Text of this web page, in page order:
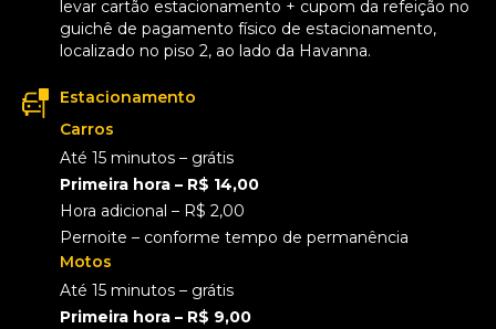
levar cartão estacionamento + cupom da refeição no
guichê de pagamento físico de estacionamento,
localizado no piso 2, ao lado da Havanna.
Estacionamento
Carros
Até 15 minutos – grátis
Primeira hora – R$ 14,00
Hora adicional – R$ 2,00
Pernoite – conforme tempo de permanência
Motos
Até 15 minutos – grátis
Primeira hora – R$ 9,00